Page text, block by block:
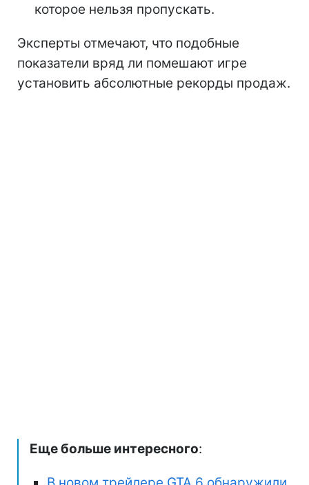
которое нельзя пропускать.
Эксперты отмечают, что подобные
показатели вряд ли помешают игре
установить абсолютные рекорды продаж.
Еще больше интересного: